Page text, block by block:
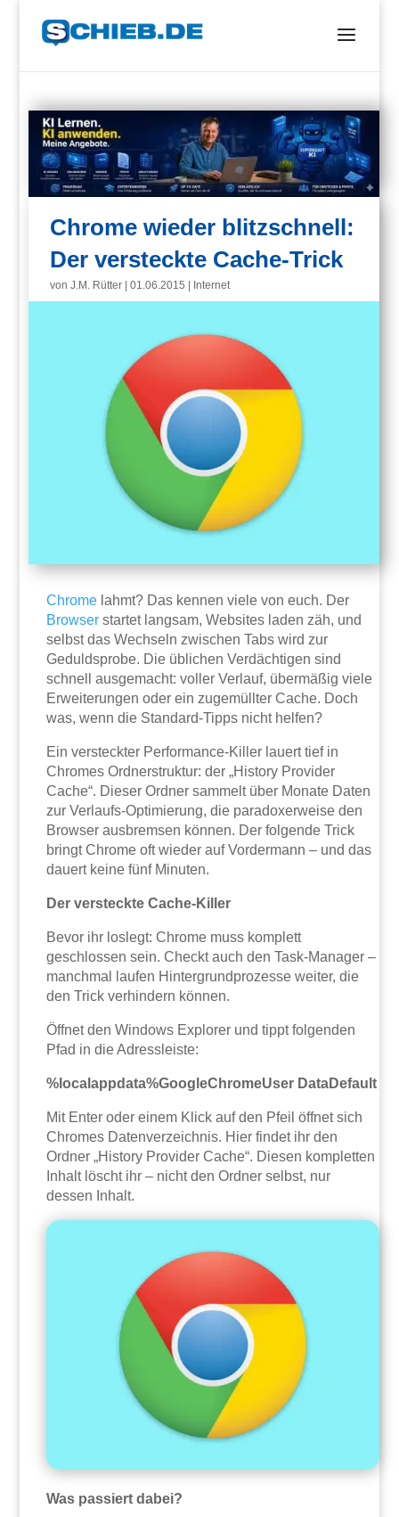
Chrome wieder blitzschnell:
Der versteckte Cache-Trick
vonJ.M. Rütter |01.06.2015 Internet
Chrome lahmt? Das kennen viele von euch. Der
Browser startet langsam, Websites laden zäh, und
selbst das Wechseln zwischen Tabs wird zur
Geduldsprobe. Die üblichen Verdächtigen sind
schnell ausgemacht: voller Verlauf, übermäßig viele
Erweiterungen oder ein zugemüllter Cache. Doch
was, wenn die Standard-Tipps nicht helfen?
Ein versteckter Performance-Killer lauert tief in
Chromes Ordnerstruktur: der „History Provider
Cache“. Dieser Ordner sammelt über Monate Daten
zur Verlaufs-Optimierung, die paradoxerweise den
Browser ausbremsen können. Der folgende Trick
bringt Chrome oft wieder auf Vordermann – und das
dauert keine fünf Minuten.
Der versteckte Cache-Killer
Bevor ihr loslegt: Chrome muss komplett
geschlossen sein. Checkt auch den Task-Manager –
manchmal laufen Hintergrundprozesse weiter, die
den Trick verhindern können.
Öffnet den Windows Explorer und tippt folgenden
Pfad in die Adressleiste:
%localappdata%GoogleChromeUser DataDefault
Mit Enter oder einem Klick auf den Pfeil öffnet sich
Chromes Datenverzeichnis. Hier findet ihr den
Ordner „History Provider Cache“. Diesen kompletten
Inhalt löscht ihr – nicht den Ordner selbst, nur
dessen Inhalt.
Was passiert dabei?